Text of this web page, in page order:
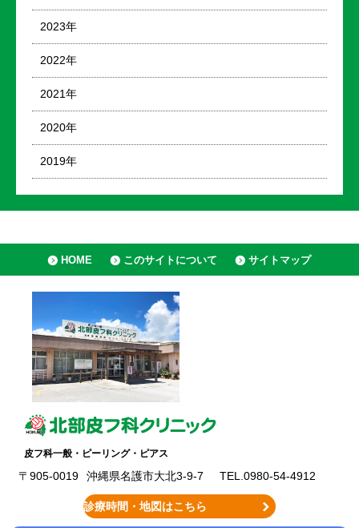
2023年
2022年
2021年
2020年
2019年
HOME このサイトについて サイトマップ
皮フ科一般・ピーリング・ピアス
〒905-0019 沖縄県名護市大北3-9-7 TEL.0980-54-4912
診療時間・地図はこちら